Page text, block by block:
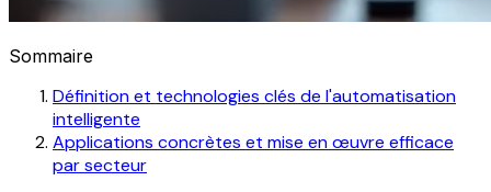
Sommaire
Définition et technologies clés de l'automatisation
intelligente
Applications concrètes et mise en œuvre efficace
par secteur